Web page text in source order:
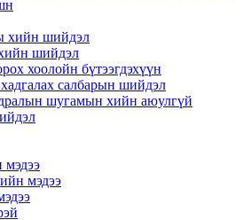
хийн шийдэл
шийдэл
хоолойн бүтээгдэхүүн
салбарын шийдэл
шугамын хийн аюулгүй
мэдээ